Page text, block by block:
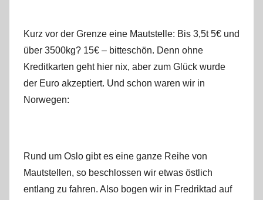
Kurz vor der Grenze eine Mautstelle: Bis 3,5t 5€ und
über 3500kg? 15€ – bitteschön. Denn ohne
Kreditkarten geht hier nix, aber zum Glück wurde
der Euro akzeptiert. Und schon waren wir in
Norwegen:
Rund um Oslo gibt es eine ganze Reihe von
Mautstellen, so beschlossen wir etwas östlich
entlang zu fahren. Also bogen wir in Fredriktad auf